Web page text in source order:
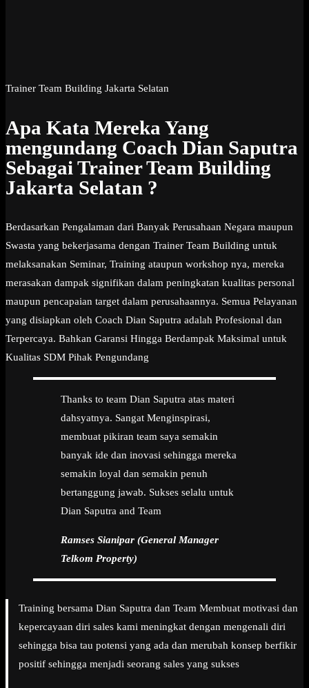
Trainer Team Building Jakarta Selatan
Apa Kata Mereka Yang
mengundang Coach Dian Saputra
Sebagai Trainer Team Building
Jakarta Selatan ?
Berdasarkan Pengalaman dari Banyak Perusahaan Negara maupun
Swasta yang bekerjasama dengan Trainer Team Building untuk
melaksanakan Seminar, Training ataupun workshop nya, mereka
merasakan dampak signifikan dalam peningkatan kualitas personal
maupun pencapaian target dalam perusahaannya. Semua Pelayanan
yang disiapkan oleh Coach Dian Saputra adalah Profesional dan
Terpercaya. Bahkan Garansi Hingga Berdampak Maksimal untuk
Kualitas SDM Pihak Pengundang
Thanks to team Dian Saputra atas materi
dahsyatnya. Sangat Menginspirasi,
membuat pikiran team saya semakin
banyak ide dan inovasi sehingga mereka
semakin loyal dan semakin penuh
bertanggung jawab. Sukses selalu untuk
Dian Saputra and Team
Ramses Sianipar (General Manager
Telkom Property)
Training bersama Dian Saputra dan Team Membuat motivasi dan
kepercayaan diri sales kami meningkat dengan mengenali diri
sehingga bisa tau potensi yang ada dan merubah konsep berfikir
positif sehingga menjadi seorang sales yang sukses